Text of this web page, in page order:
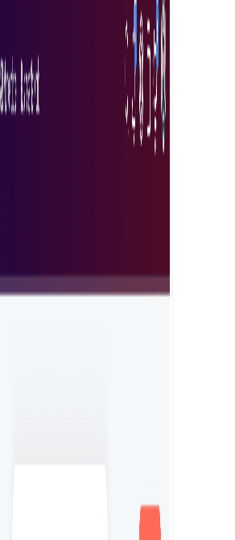
экспертов, обеспечивая
персонала для вашей команды.
свою стратегию найма благодаря
рабочим процессам и анализу
реального времени. Оцените
и оптимизацию найма с
решения.
прямо сейчас
Tradeics Solutions?